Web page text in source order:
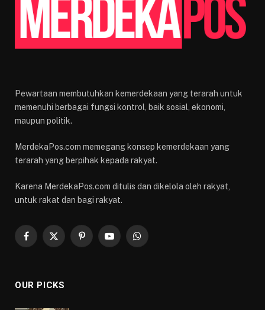
Pewartaan membutuhkan kemerdekaan yang terarah untuk
memenuhi berbagai fungsi kontrol, baik sosial, ekonomi,
maupun politik.
MerdekaPos.com memegang konsep kemerdekaan yang
terarah yang berpihak kepada rakyat.
Karena MerdekaPos.com ditulis dan dikelola oleh rakyat,
untuk rakat dan bagi rakyat.
Facebook
X
PinterestYouTubeWhatsApp
OUR PICKS